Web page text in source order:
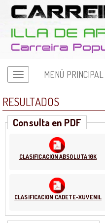
MENÚ PRINCIPAL
RESULTADOS
Consulta en PDF
CLASIFICACION ABSOLUTA 10K
CLASIFICACION CADETE-XUVENIL